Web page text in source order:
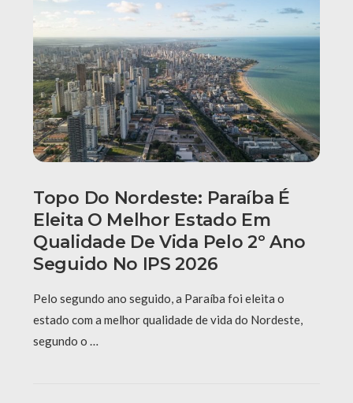
Topo Do Nordeste: Paraíba É
Eleita O Melhor Estado Em
Qualidade De Vida Pelo 2º Ano
Seguido No IPS 2026
Pelo segundo ano seguido, a Paraíba foi eleita o
estado com a melhor qualidade de vida do Nordeste,
segundo o …